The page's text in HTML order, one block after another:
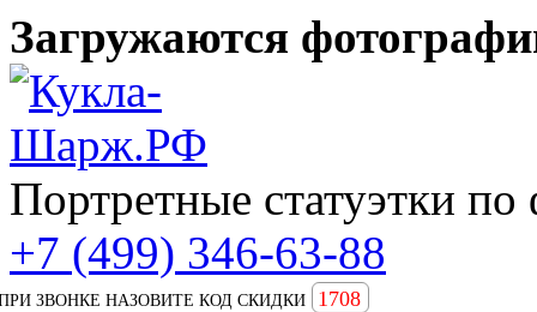
Загружаются
Портретные статуэтки по
+7 (499) 346-63-88
ЗВОНКЕ НАЗОВИТЕ КОД СКИДКИ 1708